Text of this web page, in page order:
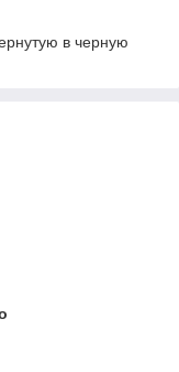
в черную